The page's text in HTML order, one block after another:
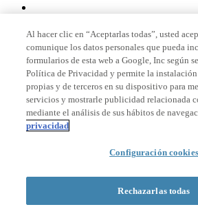
Miembro de
Acreditaciones
© 2026 La Salle Campus Barcelona - URL |
Formulario de búsqueda
Al hacer clic en “Aceptarlas todas”, usted
comunique los datos personales que pueda
formularios de esta web a Google, Inc según
Política de Privacidad y permite la
propias y de terceros en su dispositivo para
servicios y mostrarle publicidad relacionada
mediante el análisis de sus hábitos de
privacidad
Configuración cookies
Rechazarlas todas